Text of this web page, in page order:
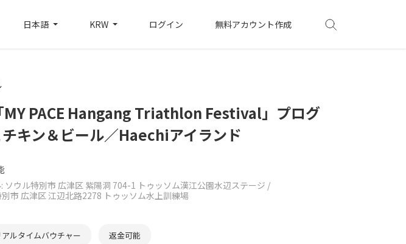
日本語 KRW ログイン 無料アカウント作成
MY PACE Hangang Triathlon Festival」プログ
キン＆ビール／Haechiアイランド
ソウル特別市 広津区 紫陽洞 704-1 トゥッソム漢江公園水辺ステージ /
市 広津区 江辺北路2278 トゥッソム水上訓練場
アルタイムバウチャー 返金可能